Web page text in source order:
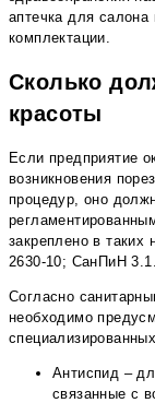
аптечка для салона
комплектации.
Сколько
красоты
Если предприятие
возникновения
процедур, оно
закреплено в таких
2630-10; СанПиН
Согласно
необходимо
Антиспид –
связанные с